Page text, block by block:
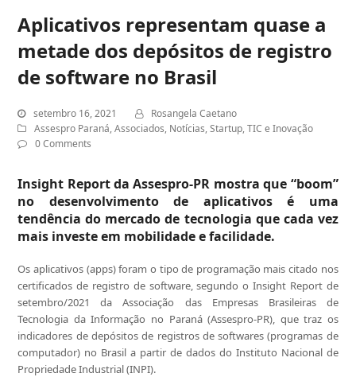
Aplicativos representam quase a
metade dos depósitos de registro
de software no Brasil
setembro 16, 2021
Rosangela Caetano
Assespro Paraná,Associados, Notícias,Startup,TIC e Inovação
0 Comments
Insight Report da Assespro-PR mostra que “boom”
no desenvolvimento de aplicativos é uma
tendência do mercado de tecnologia que cada vez
mais investe em mobilidade e facilidade.
Os aplicativos (apps) foram o tipo de programação mais citado nos
certificados de registro de software, segundo o Insight Report de
setembro/2021 da Associação das Empresas Brasileiras de
Tecnologia da Informação no Paraná (Assespro-PR), que traz os
indicadores de depósitos de registros de softwares (programas de
computador) no Brasil a partir de dados do Instituto Nacional de
Propriedade Industrial (INPI).